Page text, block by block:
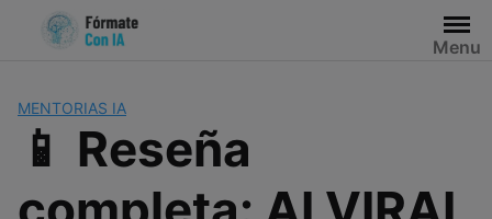
Menu
MENTORIAS IA
📱 Reseña